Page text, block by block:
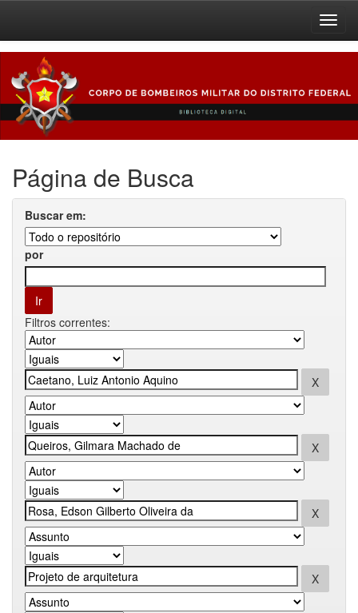
navigation
Página de Busca
Buscar em:
por
Filtros correntes: